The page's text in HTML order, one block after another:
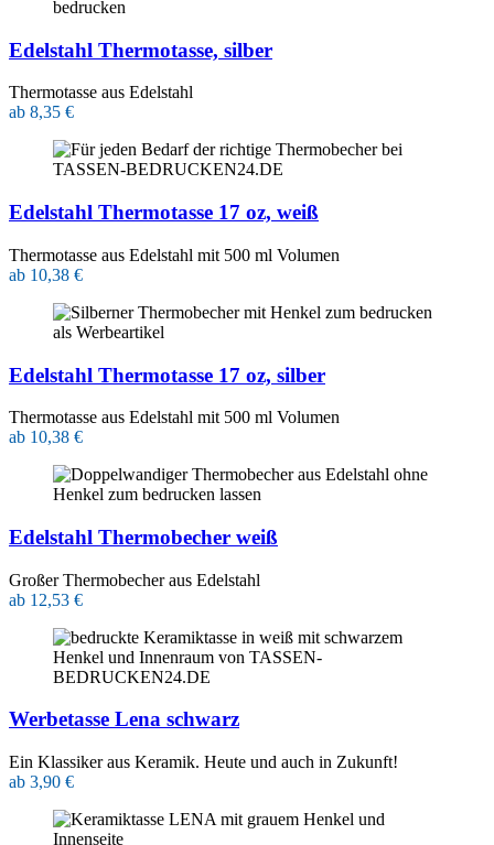
Edelstahl Thermotasse, silber
Thermotasse aus Edelstahl
ab 8,35 €
Edelstahl Thermotasse 17 oz, weiß
Thermotasse aus Edelstahl mit 500 ml Volumen
ab 10,38 €
Edelstahl Thermotasse 17 oz, silber
Thermotasse aus Edelstahl mit 500 ml Volumen
ab 10,38 €
Edelstahl Thermobecher weiß
Großer Thermobecher aus Edelstahl
ab 12,53 €
Werbetasse Lena schwarz
Ein Klassiker aus Keramik. Heute und auch in Zukunft!
ab 3,90 €